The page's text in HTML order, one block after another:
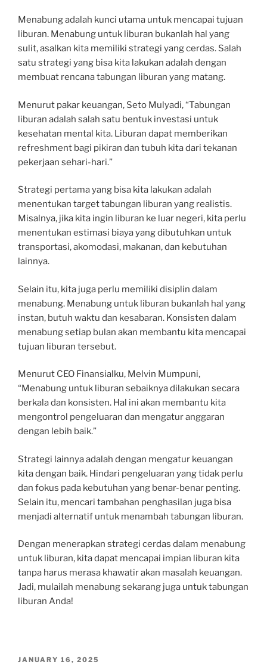
Menabung adalah kunci utama untuk mencapai tujuan
liburan. Menabung untuk liburan bukanlah hal yang
sulit, asalkan kita memiliki strategi yang cerdas. Salah
satu strategi yang bisa kita lakukan adalah dengan
membuat rencana tabungan liburan yang matang.
Menurut pakar keuangan, Seto Mulyadi, “Tabungan
liburan adalah salah satu bentuk investasi untuk
kesehatan mental kita. Liburan dapat memberikan
refreshment bagi pikiran dan tubuh kita dari tekanan
pekerjaan sehari-hari.”
Strategi pertama yang bisa kita lakukan adalah
menentukan target tabungan liburan yang realistis.
Misalnya, jika kita ingin liburan ke luar negeri, kita perlu
menentukan estimasi biaya yang dibutuhkan untuk
transportasi, akomodasi, makanan, dan kebutuhan
lainnya.
Selain itu, kita juga perlu memiliki disiplin dalam
menabung. Menabung untuk liburan bukanlah hal yang
instan, butuh waktu dan kesabaran. Konsisten dalam
menabung setiap bulan akan membantu kita mencapai
tujuan liburan tersebut.
Menurut CEO Finansialku, Melvin Mumpuni,
“Menabung untuk liburan sebaiknya dilakukan secara
berkala dan konsisten. Hal ini akan membantu kita
mengontrol pengeluaran dan mengatur anggaran
dengan lebih baik.”
Strategi lainnya adalah dengan mengatur keuangan
kita dengan baik. Hindari pengeluaran yang tidak perlu
dan fokus pada kebutuhan yang benar-benar penting.
Selain itu, mencari tambahan penghasilan juga bisa
menjadi alternatif untuk menambah tabungan liburan.
Dengan menerapkan strategi cerdas dalam menabung
untuk liburan, kita dapat mencapai impian liburan kita
tanpa harus merasa khawatir akan masalah keuangan.
Jadi, mulailah menabung sekarang juga untuk tabungan
liburan Anda!
POSTED
JANUARY 16, 2025